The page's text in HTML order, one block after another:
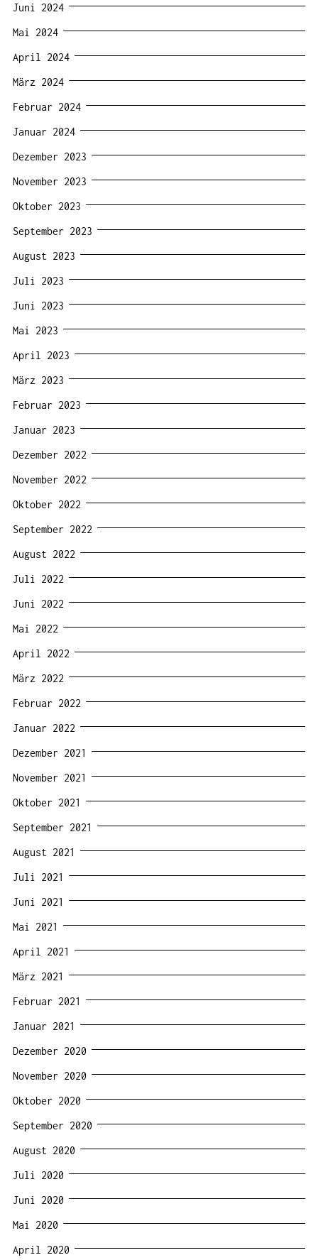
Juni 2024
Mai 2024
April 2024
März 2024
Februar 2024
Januar 2024
Dezember 2023
November 2023
Oktober 2023
September 2023
August 2023
Juli 2023
Juni 2023
Mai 2023
April 2023
März 2023
Februar 2023
Januar 2023
Dezember 2022
November 2022
Oktober 2022
September 2022
August 2022
Juli 2022
Juni 2022
Mai 2022
April 2022
März 2022
Februar 2022
Januar 2022
Dezember 2021
November 2021
Oktober 2021
September 2021
August 2021
Juli 2021
Juni 2021
Mai 2021
April 2021
März 2021
Februar 2021
Januar 2021
Dezember 2020
November 2020
Oktober 2020
September 2020
August 2020
Juli 2020
Juni 2020
Mai 2020
April 2020